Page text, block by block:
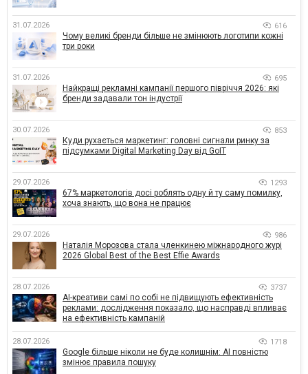
31.07.2026 616
Чому великі бренди більше не змінюють логотипи кожні
три роки
31.07.2026 695
Найкращі рекламні кампанії першого півріччя 2026: які
бренди задавали тон індустрії
30.07.2026 853
Куди рухається маркетинг: головні сигнали ринку за
підсумками Digital Marketing Day від GoIT
29.07.2026 1293
67% маркетологів досі роблять одну й ту саму помилку,
хоча знають, що вона не працює
29.07.2026 986
Наталія Морозова стала членкинею міжнародного журі
2026 Global Best of the Best Effie Awards
28.07.2026 3737
AI-креативи самі по собі не підвищують ефективність
реклами: дослідження показало, що насправді впливає
на ефективність кампаній
28.07.2026 1718
Google більше ніколи не буде колишнім: AI повністю
змінює правила пошуку